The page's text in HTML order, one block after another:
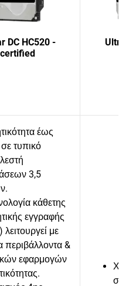
DC HC520 -
έως
τυπικό
3,5
κάθετης
εγγραφής
λειτουργεί με
περιβάλλοντα &
εφαρμογών